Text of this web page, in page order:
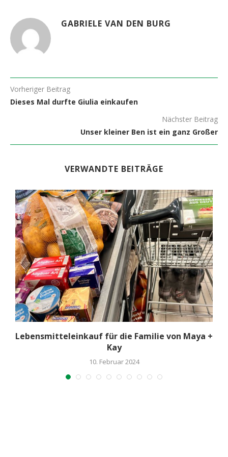
GABRIELE VAN DEN BURG
Vorheriger Beitrag
Dieses Mal durfte Giulia einkaufen
Nächster Beitrag
Unser kleiner Ben ist ein ganz Großer
VERWANDTE BEITRÄGE
Lebensmitteleinkauf für die Familie von Maya +
Kay
10. Februar 2024